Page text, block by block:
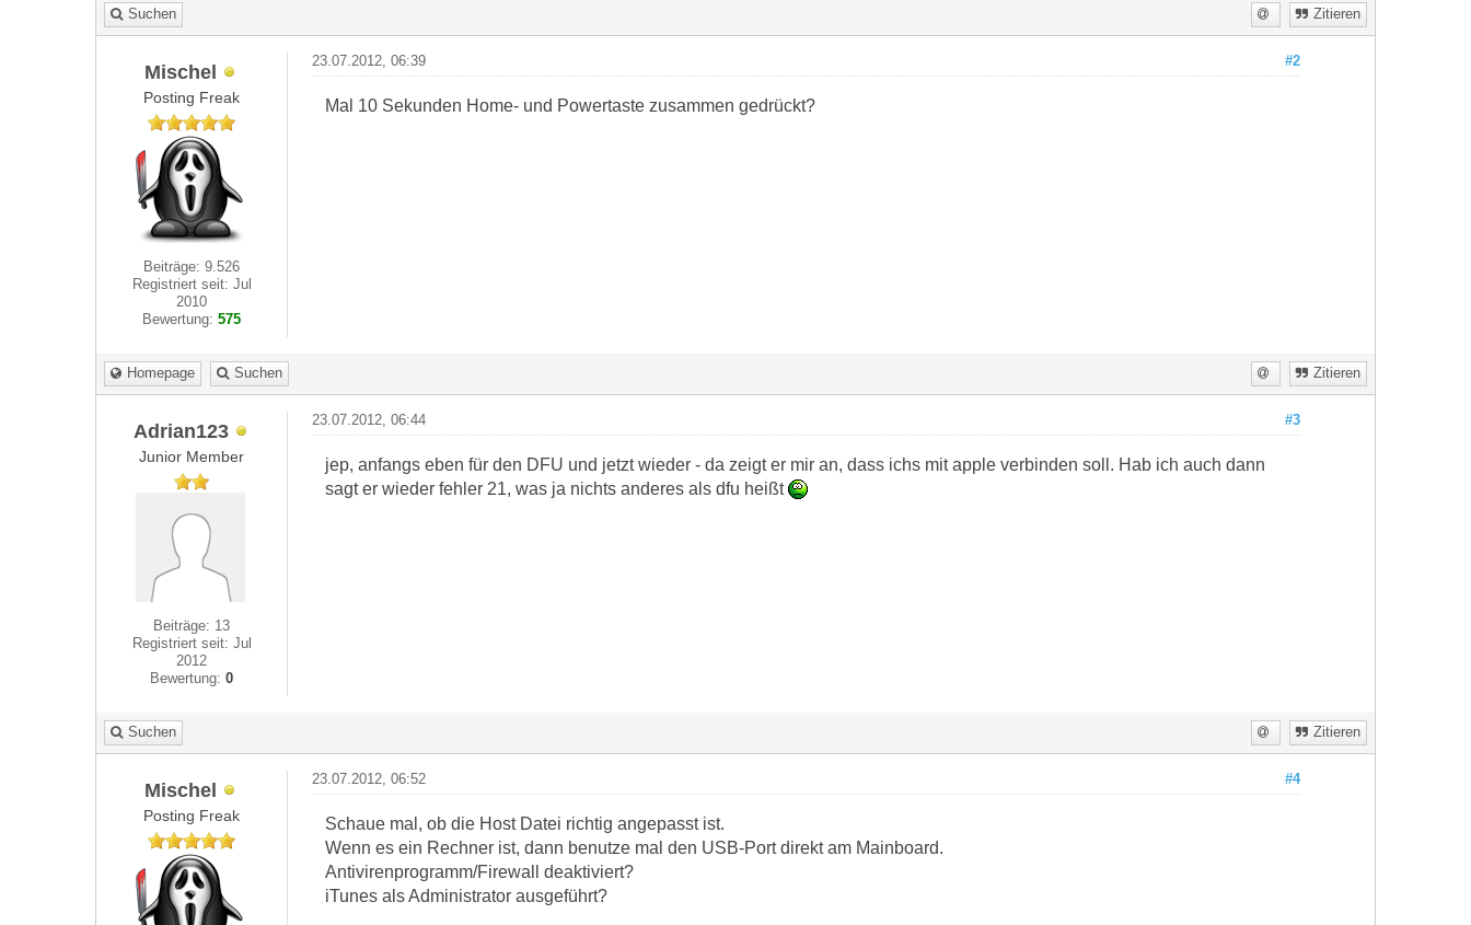
Suchen Zitieren
Mischel
Posting Freak
Beiträge: 9.526
Registriert seit: Jul
2010
Bewertung:575
#2
23.07.2012, 06:39
Mal 10 Sekunden Home- und Powertaste zusammen gedrückt?
Homepage Suchen Zitieren
Adrian123
Junior Member
Beiträge: 13
Registriert seit: Jul
2012
Bewertung:0
#3
23.07.2012, 06:44
jep, anfangs eben für den DFU und jetzt wieder - da zeigt er mir an, dass ichs mit apple verbinden soll. Hab ich auch dann
sagt er wieder fehler 21, was ja nichts anderes als dfu heißt
Suchen Zitieren
Mischel
Posting Freak
#4
23.07.2012, 06:52
Schaue mal, ob die Host Datei richtig angepasst ist.
Wenn es ein Rechner ist, dann benutze mal den USB-Port direkt am Mainboard.
Antivirenprogramm/Firewall deaktiviert?
iTunes als Administrator ausgeführt?